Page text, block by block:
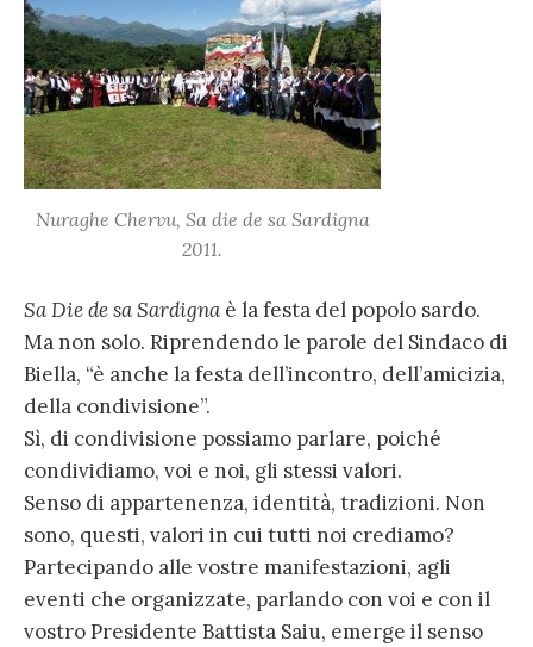
Nuraghe Chervu, Sa die de sa Sardigna
2011.
Sa Die de sa Sardigna è la festa del popolo sardo.
Ma non solo. Riprendendo le parole del Sindaco di
Biella, “è anche la festa dell’incontro, dell’amicizia,
della condivisione”.
Sì, di condivisione possiamo parlare, poiché
condividiamo, voi e noi, gli stessi valori.
Senso di appartenenza, identità, tradizioni. Non
sono, questi, valori in cui tutti noi crediamo?
Partecipando alle vostre manifestazioni, agli
eventi che organizzate, parlando con voi e con il
vostro Presidente Battista Saiu, emerge il senso